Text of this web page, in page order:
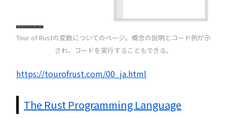
Tour of Rustの変数についてのページ。概念の説明とコード例が示
され、コードを実行することもできる。
https://tourofrust.com/00_ja.html
The Rust Programming Language